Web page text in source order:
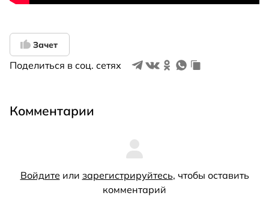
Зачет
Поделиться в соц. сетях
Комментарии
Войдите или зарегистрируйтесь, чтобы оставить
комментарий